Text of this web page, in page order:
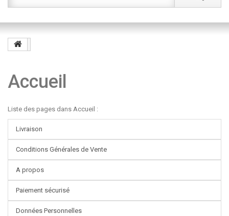
Accueil
Liste des pages dans Accueil :
Livraison
Conditions Générales de Vente
A propos
Paiement sécurisé
Données Personnelles